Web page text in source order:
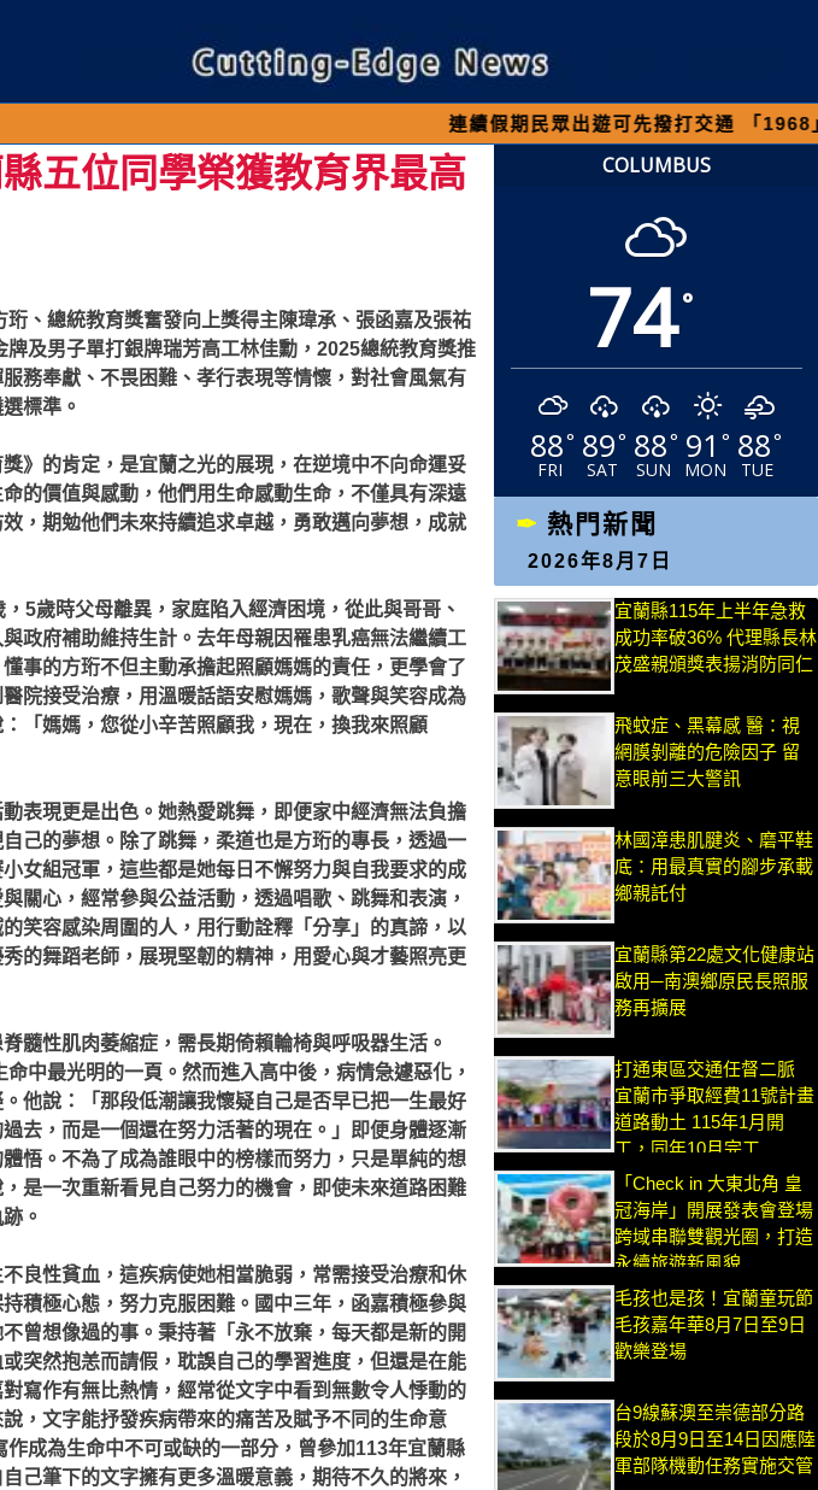
連續假期民眾出遊可先撥打交通 「1968」客服專線
五位同學榮獲教育界最高
、總統教育獎奮發向上獎得主陳瑋承、張函嘉及張祐
及男子單打銀牌瑞芳高工林佳勳，2025總統教育獎推
務奉獻、不畏困難、孝行表現等情懷，對社會風氣有
標準。
》的肯定，是宜蘭之光的展現，在逆境中不向命運妥
的價值與感動，他們用生命感動生命，不僅具有深遠
，期勉他們未來持續追求卓越，勇敢邁向夢想，成就
5歲時父母離異，家庭陷入經濟困境，從此與哥哥、
政府補助維持生計。去年母親因罹患乳癌無法繼續工
事的方珩不但主動承擔起照顧媽媽的責任，更學會了
院接受治療，用溫暖話語安慰媽媽，歌聲與笑容成為
「媽媽，您從小辛苦照顧我，現在，換我來照顧
表現更是出色。她熱愛跳舞，即便家中經濟無法負擔
己的夢想。除了跳舞，柔道也是方珩的專長，透過一
女組冠軍，這些都是她每日不懈努力與自我要求的成
關心，經常參與公益活動，透過唱歌、跳舞和表演，
笑容感染周圍的人，用行動詮釋「分享」的真諦，以
的舞蹈老師，展現堅韌的精神，用愛心與才藝照亮更
髓性肌肉萎縮症，需長期倚賴輪椅與呼吸器生活。
中最光明的一頁。然而進入高中後，病情急遽惡化，
他說：「那段低潮讓我懷疑自己是否早已把一生最好
去，而是一個還在努力活著的現在。」即便身體逐漸
悟。不為了成為誰眼中的榜樣而努力，只是單純的想
是一次重新看見自己努力的機會，即使未來道路困難
。
良性貧血，這疾病使她相當脆弱，常需接受治療和休
積極心態，努力克服困難。國中三年，函嘉積極參與
曾想像過的事。秉持著「永不放棄，每天都是新的開
突然抱恙而請假，耽誤自己的學習進度，但還是在能
寫作有無比熱情，經常從文字中看到無數令人悸動的
，文字能抒發疾病帶來的痛苦及賦予不同的生命意
成為生命中不可或缺的一部分，曾參加113年宜蘭縣
己筆下的文字擁有更多溫暖意義，期待不久的將來，
COLUMBUS
74°
88°
FRI
89°
SAT
88°
SUN
91 °
MON
88°
TUE
熱門新聞
2026年8月7日
宜蘭縣115年上半年急救
成功率破36% 代理縣長林
茂盛親頒獎表揚消防同仁
飛蚊症、黑幕感 醫：視
網膜剝離的危險因子 留
意眼前三大警訊
林國漳患肌腱炎、磨平鞋
底：用最真實的腳步承載
鄉親託付
宜蘭縣第22處文化健康站
啟用─南澳鄉原民長照服
務再擴展
打通東區交通任督二脈
宜蘭市爭取經費11號計畫
道路動土 115年1月開
工，同年10月完工
「Check in 大東北角 皇
冠海岸」開展發表會登場
跨域串聯雙觀光圈，打造
永續旅遊新風貌
毛孩也是孩！宜蘭童玩節
毛孩嘉年華8月7日至9日
歡樂登場
台9線蘇澳至崇德部分路
段於8月9日至14日因應陸
軍部隊機動任務實施交管